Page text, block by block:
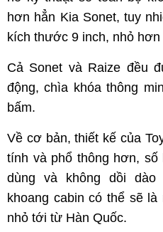
hơn hẳn Kia Sonet, tuy
kích thước 9 inch, nhỏ
Cả Sonet và Raize đều
động, chìa khóa thông
bấm.
Về cơ bản, thiết kế của
tính và phổ thông hơn,
dùng và không dồi
khoang cabin có thể sẽ
nhỏ tới từ Hàn Quốc.